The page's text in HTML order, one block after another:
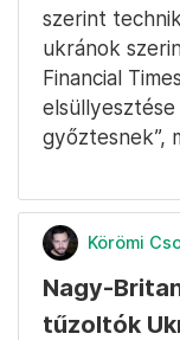
szerint
ukránok
Financial
győztesnek”,
Körömi
Nagy-
tűzoltók